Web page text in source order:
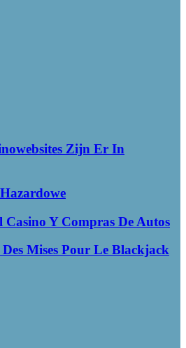
Zijn Er In
Casino Y Compras De Autos
Mises Pour Le Blackjack